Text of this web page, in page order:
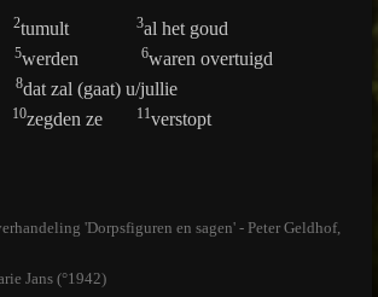
2tumult 3al het goud
5werden 6waren overtuigd
8dat zal (gaat) u/jullie
10zegden ze 11verstopt
'Dorpsfiguren en sagen' - Peter Geldhof,
Jans (°1942)